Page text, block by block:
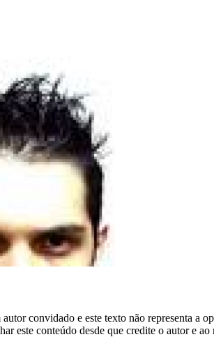
convidado e este texto não representa a
este conteúdo desde que credite o autor e